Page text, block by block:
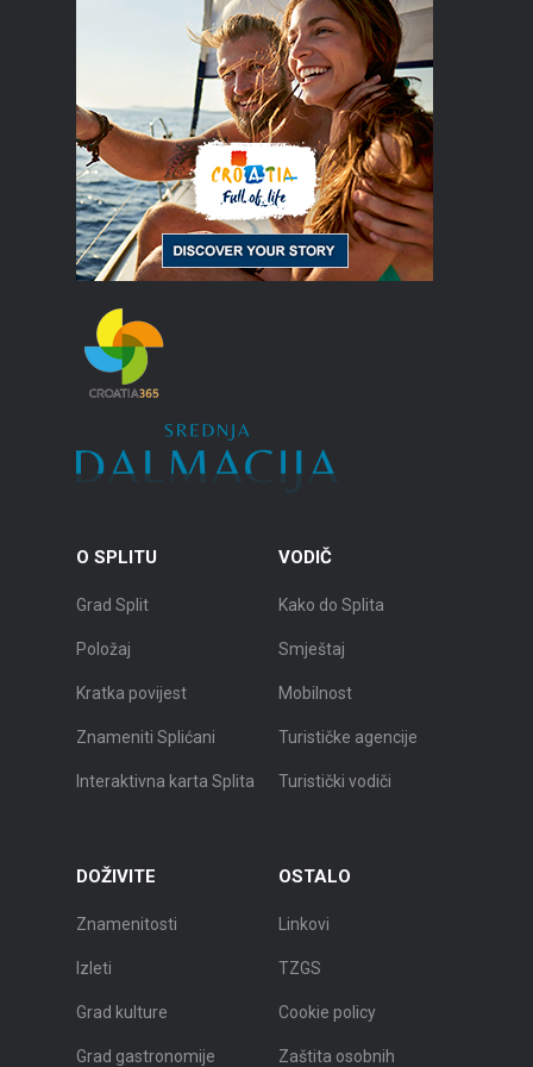
O SPLITU
Grad Split
Položaj
Kratka povijest
Znameniti Splićani
Interaktivna karta Splita
VODIČ
Kako do Splita
Smještaj
Mobilnost
Turističke agencije
Turistički vodiči
DOŽIVITE
Znamenitosti
Izleti
Grad kulture
Grad gastronomije
OSTALO
Linkovi
TZGS
Cookie policy
Zaštita osobnih